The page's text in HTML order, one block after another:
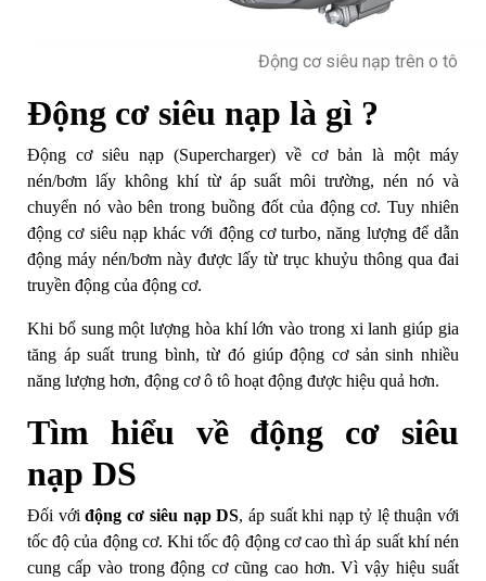
Động cơ siêu nạp trên o tô
Động cơ siêu nạp là gì ?
Động cơ siêu nạp (Supercharger) về cơ bản là một máy
nén/bơm lấy không khí từ áp suất môi trường, nén nó và
chuyển nó vào bên trong buồng đốt của động cơ. Tuy nhiên
động cơ siêu nạp khác với động cơ turbo, năng lượng để dẫn
động máy nén/bơm này được lấy từ trục khuỷu thông qua đai
truyền động của động cơ.
Khi bổ sung một lượng hòa khí lớn vào trong xi lanh giúp gia
tăng áp suất trung bình, từ đó giúp động cơ sản sinh nhiều
năng lượng hơn, động cơ ô tô hoạt động được hiệu quả hơn.
Tìm hiểu về động cơ siêu
nạp DS
Đối vớiđộng cơ siêu nạp DS, áp suất khi nạp tỷ lệ thuận với
tốc độ của động cơ. Khi tốc độ động cơ cao thì áp suất khí nén
cung cấp vào trong động cơ cũng cao hơn. Vì vậy hiệu suất